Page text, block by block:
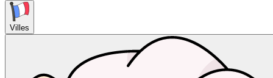
Villes